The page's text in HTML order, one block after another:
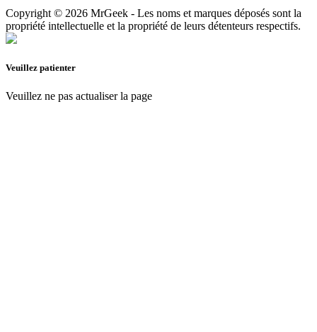
Copyright © 2026 MrGeek - Les noms et marques déposés sont la
propriété intellectuelle et la propriété de leurs détenteurs respectifs.
Veuillez patienter
Veuillez ne pas actualiser la page